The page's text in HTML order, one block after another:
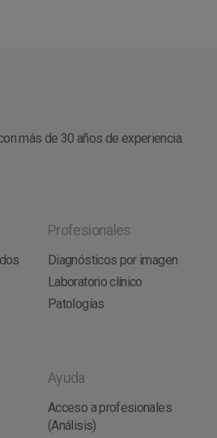
más de 30 años de experiencia.
Profesionales
Diagnósticos por imagen
Laboratorio clínico
Patologías
Ayuda
Acceso a profesionales
(Análisis)